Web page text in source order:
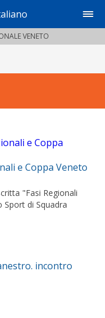
VENETO
e Coppa Veneto
"Fasi Regionali
Sport di Squadra
incontro